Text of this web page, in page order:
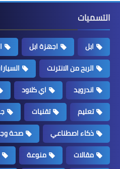
التسميات
ابل اجهزة ابل
الربح من الانترنت
اندرويد
اي كلاود
تعليم
تقنيات
ذكاء اصطناعي
صحة
مقالات
منوعة